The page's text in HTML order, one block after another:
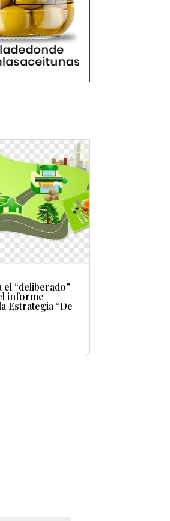
el “deliberado”
informe
Estrategia “De